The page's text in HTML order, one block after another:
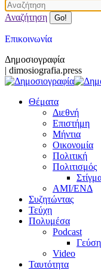
Αναζήτηση
Επικοινωνία
Δημοσιογραφία
| dimosiografia.press
Θέματα
Διεθνή
Επιστήμη
Μήντια
Οικονομία
Πολιτική
Πολιτισμός
AMI/ΕΝΔ
Συζητώντας
Τεύχη
Πολυμέσα
Podcast
Video
Ταυτότητα